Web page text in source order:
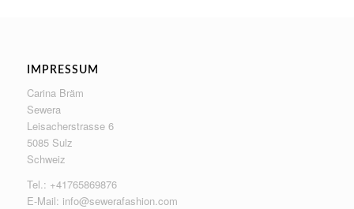
IMPRESSUM
Carina Bräm
Sewera
Leisacherstrasse 6
5085 Sulz
Schweiz
Tel.: +41765869876
E-Mail: info@sewerafashion.com